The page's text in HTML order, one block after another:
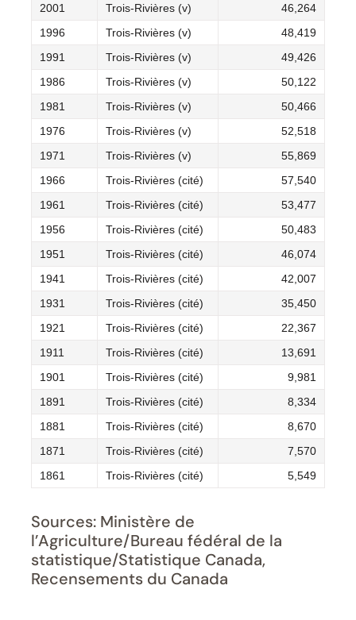
2001
Trois-Rivières (v)
46,264
1996
Trois-Rivières (v)
48,419
1991
Trois-Rivières (v)
49,426
1986
Trois-Rivières (v)
50,122
1981
Trois-Rivières (v)
50,466
1976
Trois-Rivières (v)
52,518
1971
Trois-Rivières (v)
55,869
1966
Trois-Rivières (cité)
57,540
1961
Trois-Rivières (cité)
53,477
1956
Trois-Rivières (cité)
50,483
1951
Trois-Rivières (cité)
46,074
1941
Trois-Rivières (cité)
42,007
1931
Trois-Rivières (cité)
35,450
1921
Trois-Rivières (cité)
22,367
1911
Trois-Rivières (cité)
13,691
1901
Trois-Rivières (cité)
9,981
1891
Trois-Rivières (cité)
8,334
1881
Trois-Rivières (cité)
8,670
1871
Trois-Rivières (cité)
7,570
1861
Trois-Rivières (cité) 5,549
Sources: Ministère de
l’Agriculture/Bureau fédéral de la
statistique/Statistique Canada,
Recensements du Canada